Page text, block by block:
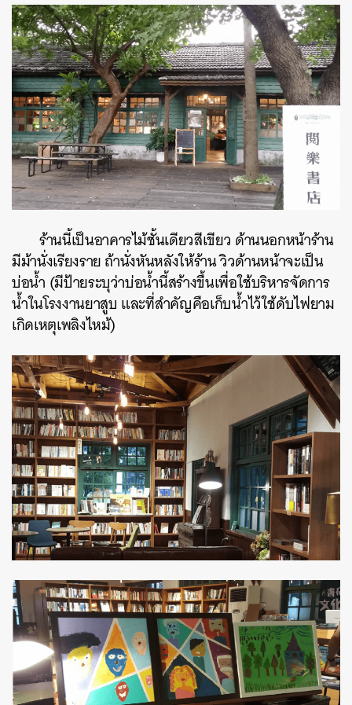
ร้านนี้เป็นอาคารไม้ชั้นเดียวสีเขียว ด้านนอกหน้าร้าน
มีม้านั่งเรียงราย ถ้านั่งหันหลังให้ร้าน วิวด้านหน้าจะเป็น
บ่อน้ำ (มีป้ายระบุว่าบ่อน้ำนี้สร้างขึ้นเพื่อใช้บริหารจัดการ
น้ำในโรงงานยาสูบ และที่สำคัญคือเก็บน้ำไว้ใช้ดับไฟยาม
เกิดเหตุเพลิงไหม้)